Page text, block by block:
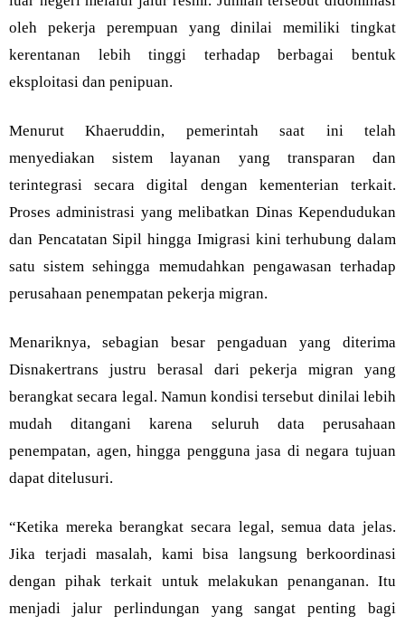
oleh pekerja perempuan yang dinilai memiliki tingkat
kerentanan lebih tinggi terhadap berbagai bentuk
eksploitasi dan penipuan.
Menurut Khaeruddin, pemerintah saat ini telah
menyediakan sistem layanan yang transparan dan
terintegrasi secara digital dengan kementerian terkait.
Proses administrasi yang melibatkan Dinas Kependudukan
dan Pencatatan Sipil hingga Imigrasi kini terhubung dalam
satu sistem sehingga memudahkan pengawasan terhadap
perusahaan penempatan pekerja migran.
Menariknya, sebagian besar pengaduan yang diterima
Disnakertrans justru berasal dari pekerja migran yang
berangkat secara legal. Namun kondisi tersebut dinilai lebih
mudah ditangani karena seluruh data perusahaan
penempatan, agen, hingga pengguna jasa di negara tujuan
dapat ditelusuri.
“Ketika mereka berangkat secara legal, semua data jelas.
Jika terjadi masalah, kami bisa langsung berkoordinasi
dengan pihak terkait untuk melakukan penanganan. Itu
menjadi jalur perlindungan yang sangat penting bagi